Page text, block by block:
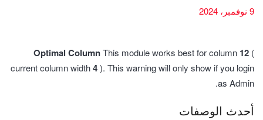
9 نوفمبر، 2024
Optimal ColumnThis module works best for column 12 (
current column width4). This warning will only show if you login
as Admin.
أحدث الوصفات